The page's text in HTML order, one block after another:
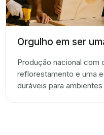
Orgulho em ser
Produção nacional com
reflorestamento e uma
duráveis para ambientes